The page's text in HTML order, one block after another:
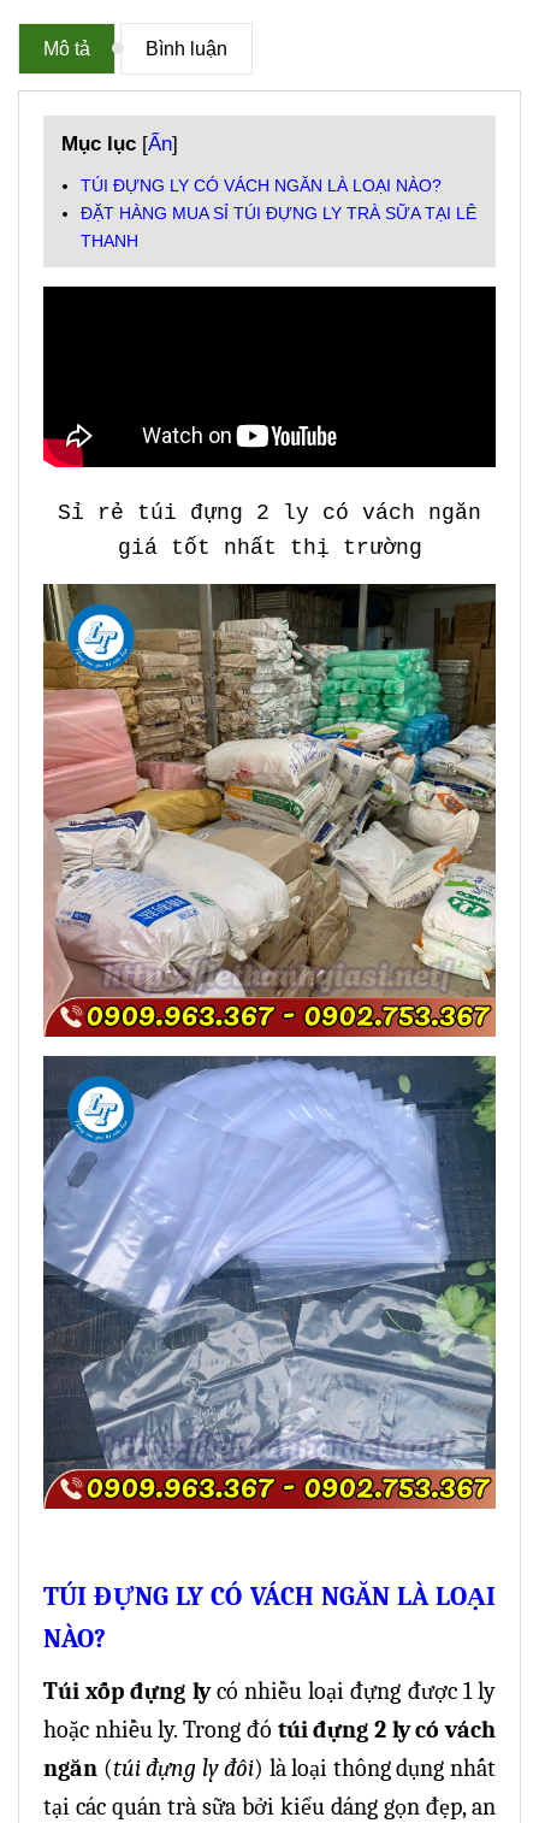
Mô tả Bình luận
Mục lục [Ẩn]
TÚI ĐỰNG LY CÓ VÁCH NGĂN LÀ LOẠI NÀO?
ĐẶT HÀNG MUA SỈ TÚI ĐỰNG LY TRÀ SỮA TẠI LÊ
THANH
Sỉ rẻ túi đựng 2 ly có vách ngăn
giá tốt nhất thị trường
TÚI ĐỰNG LY CÓ VÁCH NGĂN LÀ LOẠI
NÀO?
Túi xốp đựng lycó nhiều loại đựng được 1 ly
hoặc nhiều ly. Trong đó túi đựng 2 ly có vách
ngăn (túi đựng ly đôi) là loại thông dụng nhất
tại các quán trà sữa bởi kiểu dáng gọn đẹp, an